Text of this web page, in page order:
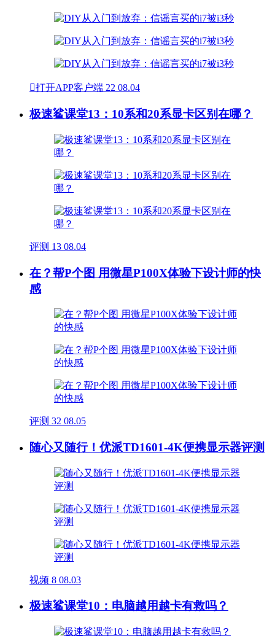
打开APP客户端 22 08.04
极速鲨课堂13：10系和20系显卡区别在哪？
评测 13 08.04
在？帮P个图 用微星P100X体验下设计师的快
感
评测 32 08.05
随心又随行！优派TD1601-4K便携显示器评测
视频 8 08.03
极速鲨课堂10：电脑越用越卡有救吗？